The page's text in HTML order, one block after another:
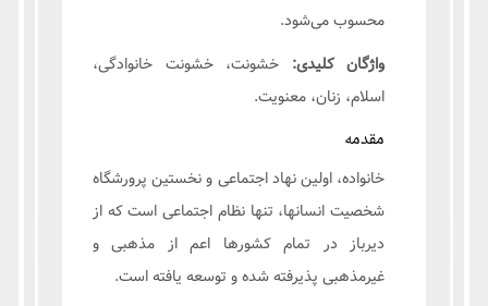
محسوب می‌شود.
واژگان کلیدی:خشونت، خشونت خانوادگی،
اسلام، زنان، معنویت.
مقدمه
خانواده، اولین نهاد اجتماعی و نخستین پرورشگاه
شخصیت انسانها، تنها نظام اجتماعی است که از
دیرباز در تمام کشورها اعم از مذهبی و
غیرمذهبی پذیرفته شده و توسعه یافته است.